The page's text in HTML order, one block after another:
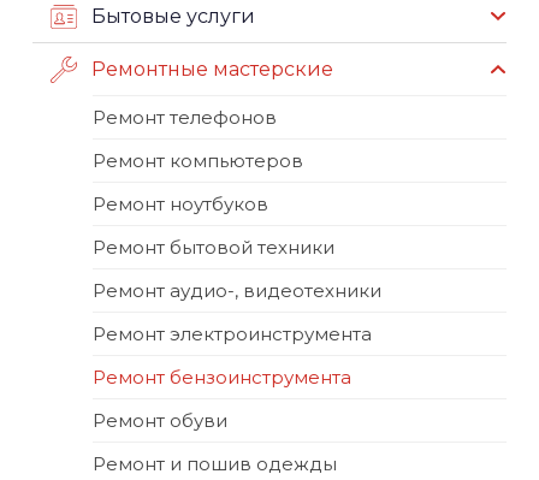
Бытовые услуги
Ремонтные мастерские
Ремонт телефонов
Ремонт компьютеров
Ремонт ноутбуков
Ремонт бытовой техники
Ремонт аудио-, видеотехники
Ремонт электроинструмента
Ремонт бензоинструмента
Ремонт обуви
Ремонт и пошив одежды